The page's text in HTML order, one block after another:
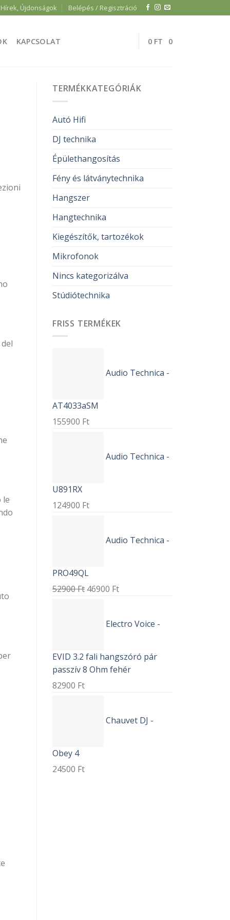
Hírek, Újdonságok Belépés / Regisztráció
KAPCSOLAT 0 FT 0
le
TERMÉKKATEGÓRIÁK
Autó Hifi
DJ technika
Épülethangosítás
Fény és látványtechnika
Hangszer
Hangtechnika
Kiegészítők, tartozékok
Mikrofonok
Nincs kategorizálva
Stúdiótechnika
FRISS TERMÉKEK
Audio Technica -
AT4033aSM
155900 Ft
Audio Technica -
U891RX
124900 Ft
Audio Technica -
PRO49QL
52900Ft 46900 Ft
Electro Voice -
EVID 3.2 fali hangszóró pár
passzív 8 Ohm fehér
82900 Ft
Chauvet DJ -
Obey 4
24500 Ft